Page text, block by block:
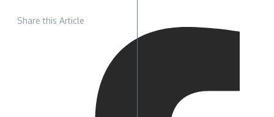
Share this Article